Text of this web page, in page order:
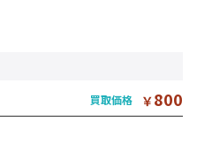
買取価格 ￥800